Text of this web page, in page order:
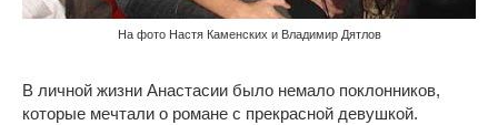
На фото Настя Каменских и Владимир Дятлов
В личной жизни Анастасии было немало поклонников,
которые мечтали о романе с прекрасной девушкой.